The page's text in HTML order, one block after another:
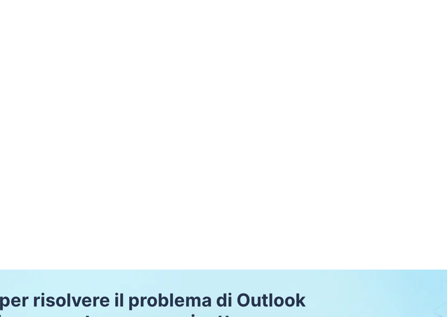
risolvere il problema di Outlook